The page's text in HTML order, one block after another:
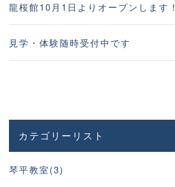
龍桜館10月1日よりオープンします！
見学・体験随時受付中です
カテゴリーリスト
琴平教室(3)